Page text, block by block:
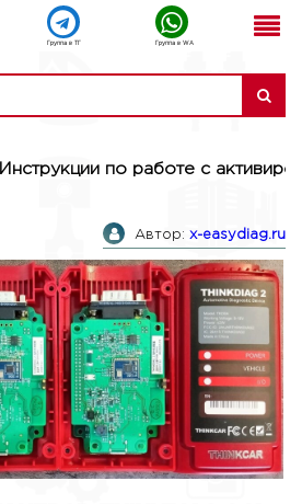
Группа в ТГ Группа в WA
Инструкции по работе с
Автор: x-easydiag.ru